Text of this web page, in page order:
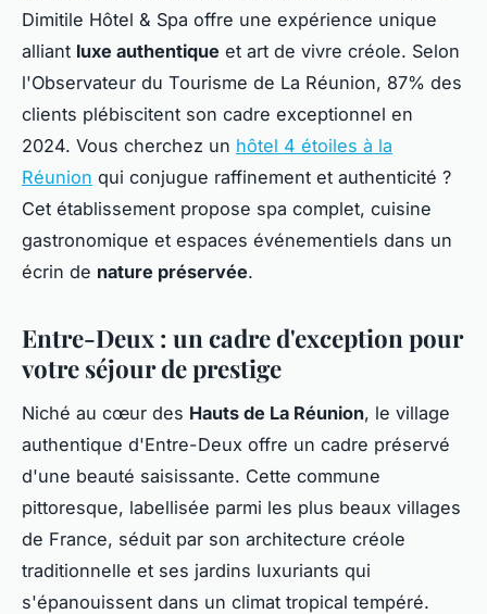
Dimitile Hôtel & Spa offre une expérience unique
alliant luxe authentique et art de vivre créole. Selon
l'Observateur du Tourisme de La Réunion, 87% des
clients plébiscitent son cadre exceptionnel en
2024. Vous cherchez un hôtel 4 étoiles à la
Réunion qui conjugue raffinement et authenticité ?
Cet établissement propose spa complet, cuisine
gastronomique et espaces événementiels dans un
écrin de nature préservée.
Entre-Deux : un cadre d'exception pour
votre séjour de prestige
Niché au cœur des Hauts de La Réunion, le village
authentique d'Entre-Deux offre un cadre préservé
d'une beauté saisissante. Cette commune
pittoresque, labellisée parmi les plus beaux villages
de France, séduit par son architecture créole
traditionnelle et ses jardins luxuriants qui
s'épanouissent dans un climat tropical tempéré.